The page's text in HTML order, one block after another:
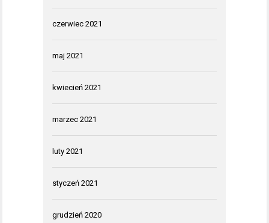
czerwiec 2021
maj 2021
kwiecień 2021
marzec 2021
luty 2021
styczeń 2021
grudzień 2020